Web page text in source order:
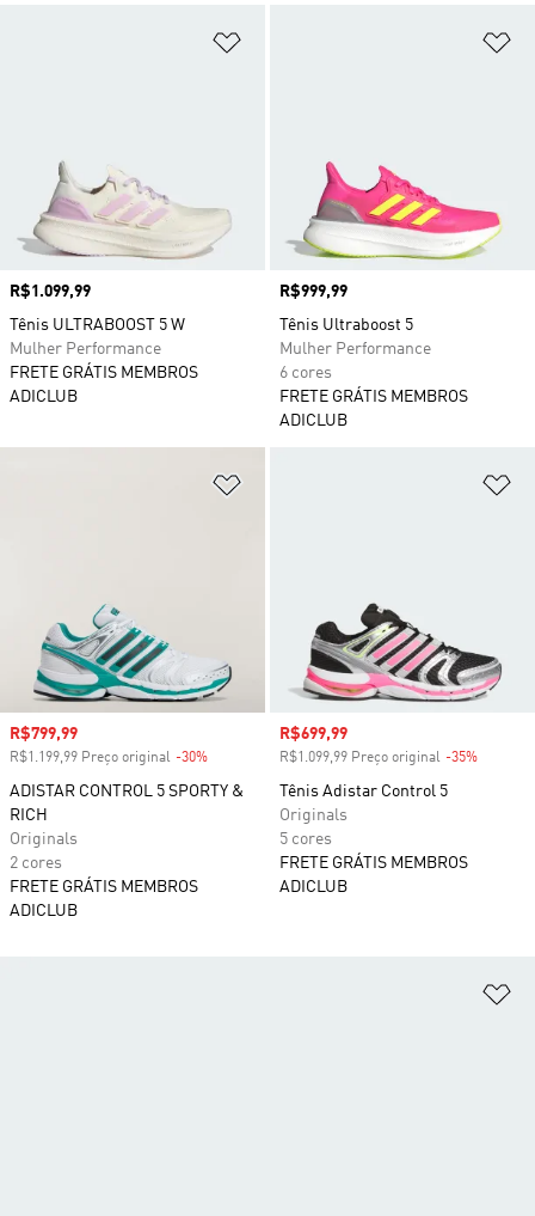
Preço
R$1.099,99
Tênis ULTRABOOST 5 W
Mulher Performance
FRETE GRÁTIS MEMBROS
ADICLUB
Preço
R$999,99
Tênis Ultraboost 5
Mulher Performance
6 cores
FRETE GRÁTIS MEMBROS
ADICLUB
Preço com desconto
R$799,99
R$1.199,99 Preço original -30%
ADISTAR CONTROL 5 SPORTY &
RICH
Originals
2 cores
FRETE GRÁTIS MEMBROS
ADICLUB
Preço com desconto
R$699,99
R$1.099,99 Preço original -35%
Tênis Adistar Control 5
Originals
5 cores
FRETE GRÁTIS MEMBROS
ADICLUB